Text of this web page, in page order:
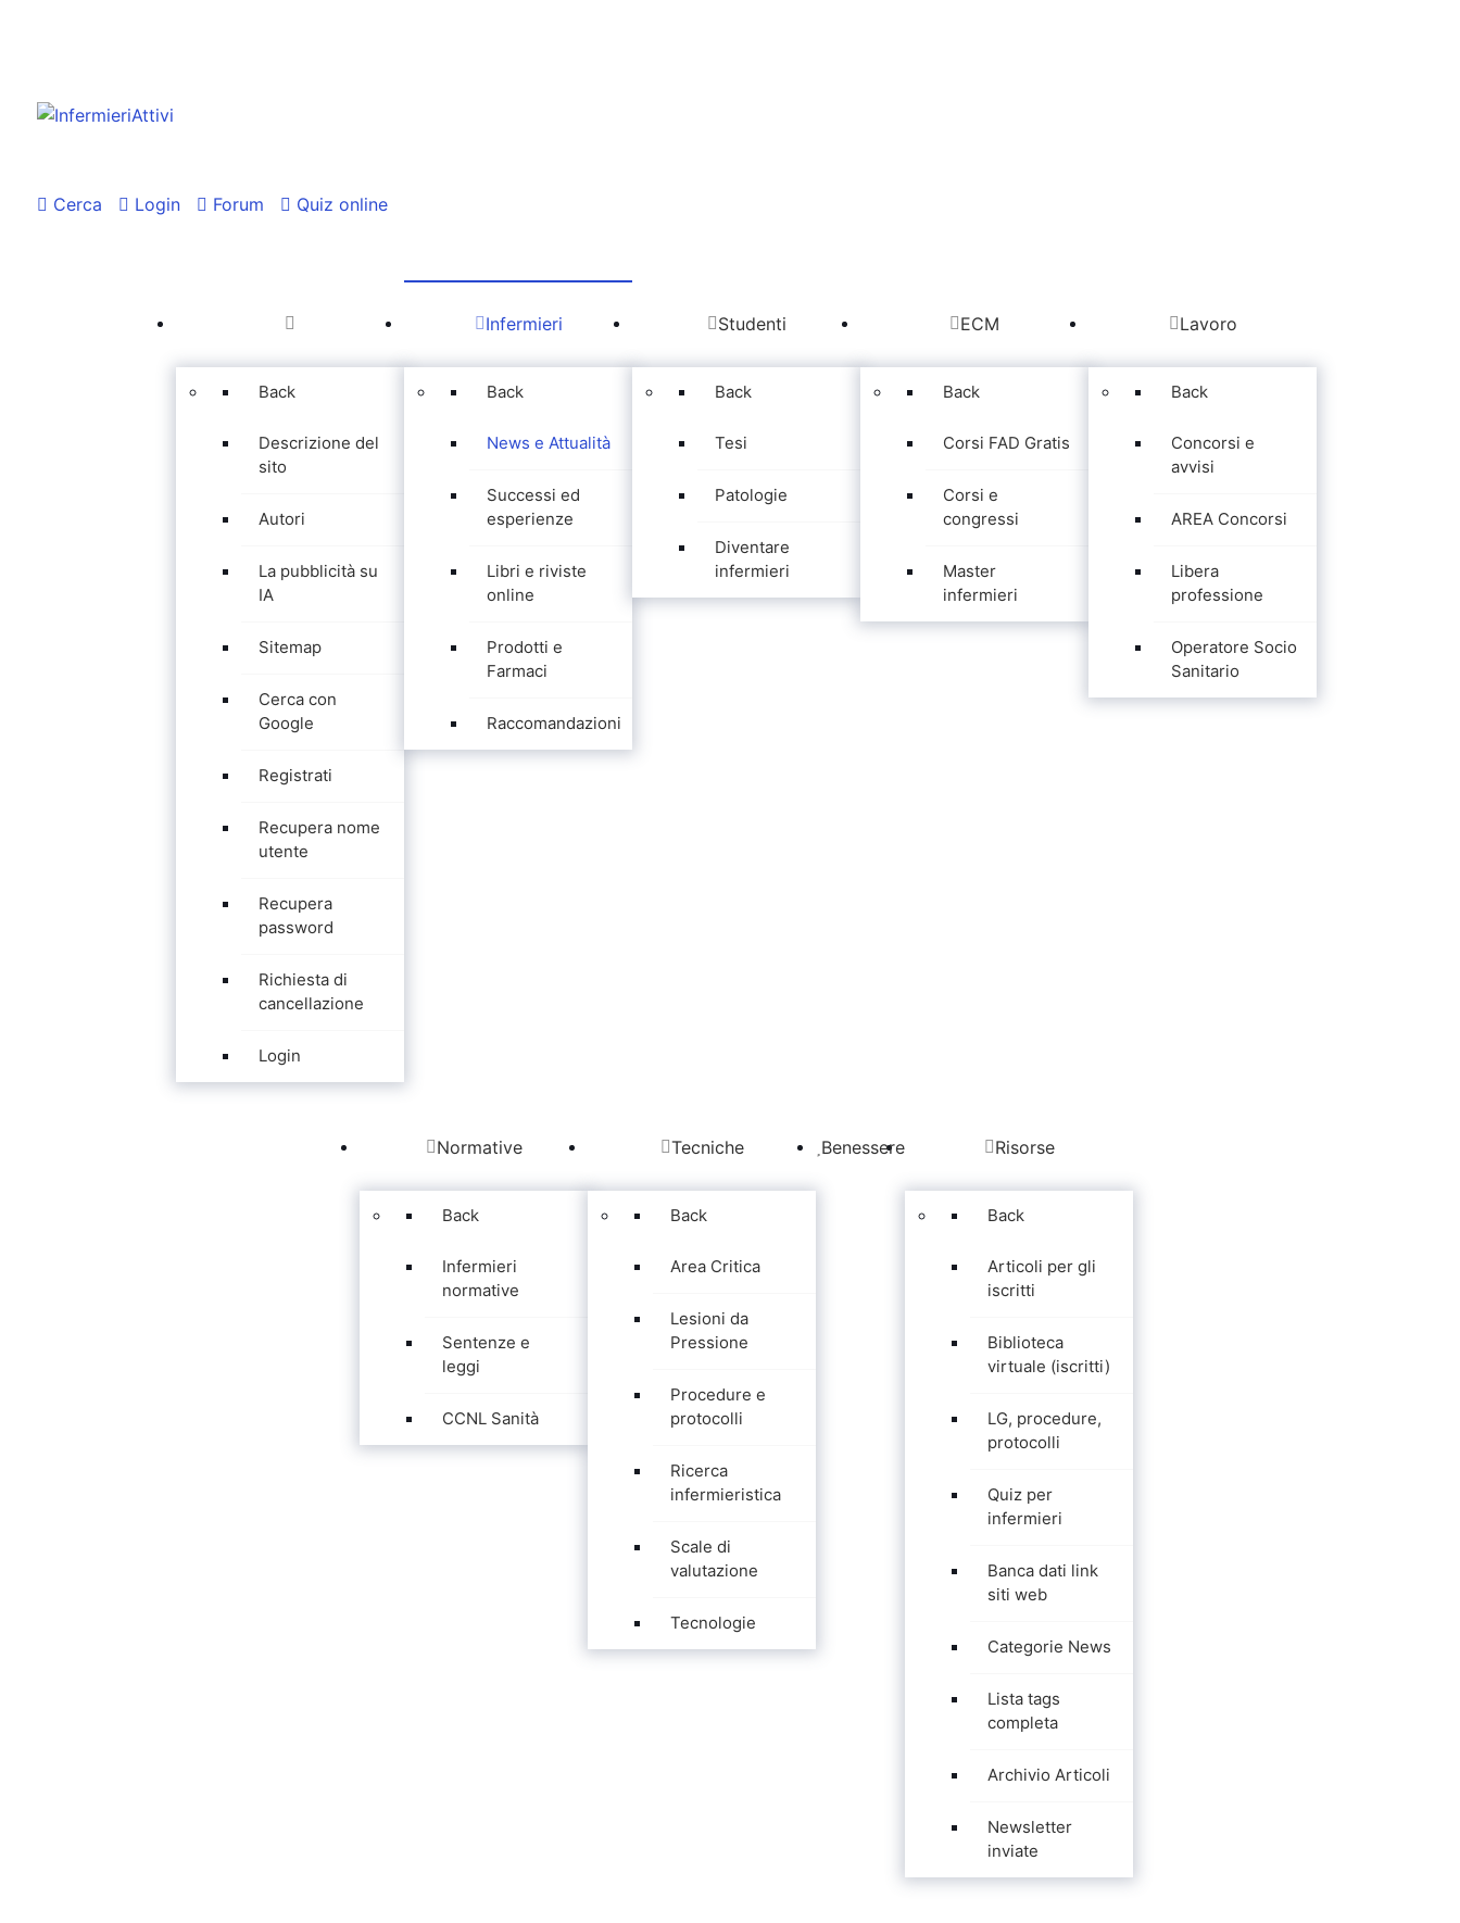
Cerca Login Forum Quiz online
Back
Descrizione del
sito
Autori
La pubblicità su
IA
Sitemap
Cerca con
Google
Registrati
Recupera nome
utente
Recupera
password
Richiesta di
cancellazione
Login
Infermieri
Back
News e Attualità
Successi ed
esperienze
Libri e riviste
online
Prodotti e
Farmaci
Raccomandazioni
Studenti
Back
Tesi
Patologie
Diventare
infermieri
ECM
Back
Corsi FAD Gratis
Corsi e
congressi
Master
infermieri
Lavoro
Back
Concorsi e
avvisi
AREA Concorsi
Libera
professione
Operatore Socio
Sanitario
Normative
Back
Infermieri
normative
Sentenze e
leggi
CCNL Sanità
Tecniche
Back
Area Critica
Lesioni da
Pressione
Procedure e
protocolli
Ricerca
infermieristica
Scale di
valutazione
Tecnologie
Benessere Risorse
Back
Articoli per gli
iscritti
Biblioteca
virtuale (iscritti)
LG, procedure,
protocolli
Quiz per
infermieri
Banca dati link
siti web
Categorie News
Lista tags
completa
Archivio Articoli
Newsletter
inviate